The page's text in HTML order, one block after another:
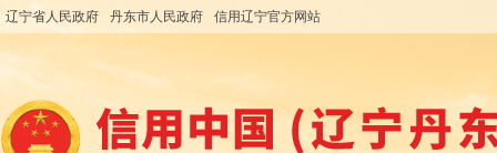
辽宁省人民政府 丹东市人民政府 信用辽宁官方网站